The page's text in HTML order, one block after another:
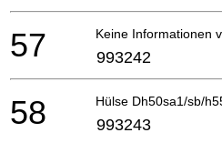
Keine Informationen
57 993242
Hülse Dh50sa1/sb/
58 993243